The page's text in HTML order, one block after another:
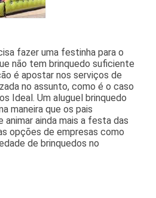
fazer uma festinha para o
não tem brinquedo suficiente
é apostar nos serviços de
no assunto, como é o caso
Ideal. Um aluguel brinquedo
maneira que os pais
animar ainda mais a festa das
opções de empresas como
de brinquedos no